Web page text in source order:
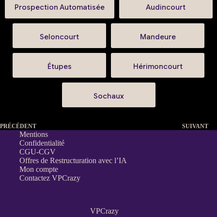
Prospection Automatisée Audincourt
Seloncourt Mandeure
Étupes Hérimoncourt
Sochaux
PRÉCÉDENT SUIVANT
Mentions
Confidentialité
CGU-CGV
Offres de Restructuration avec l’IA
Mon compte
Contactez VPCrazy
VPCrazy